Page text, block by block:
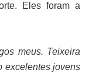
Eles foram a
meus. Teixeira
excelentes jovens